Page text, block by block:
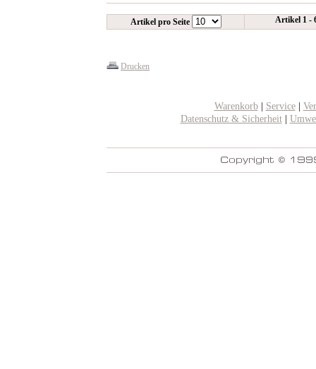
Artikel pro Seite Artikel 1 -
Drucken
Warenkorb| Service|
Datenschutz & Sicherheit|